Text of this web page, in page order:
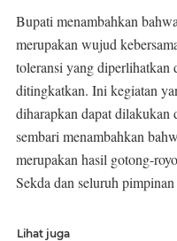
Bupati menambahkan
merupakan wujud
toleransi yang diperlihatkan
ditingkatkan. Ini kegiatan
diharapkan dapat dilakukan
sembari menambahkan
merupakan hasil gotong-
Sekda dan seluruh
Lihat juga